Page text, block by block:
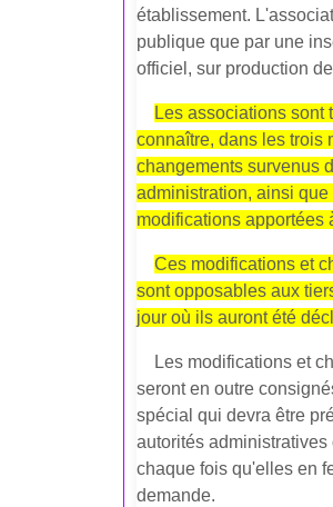
établissement.
publique que par une
officiel, sur production
Les associations sont
connaître, dans les trois
changements survenus
administration, ainsi que
modifications apportées
Ces modifications et
sont opposables aux
jour où ils auront été
Les modifications et
seront en outre
spécial qui devra être
autorités
chaque fois qu'elles en
demande.